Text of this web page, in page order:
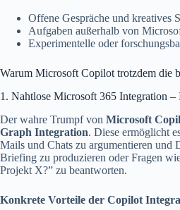
Offene Gespräche und kreatives
Aufgaben außerhalb von
Experimentelle oder
Warum Microsoft Copilot trotzdem die
1. Nahtlose Microsoft 365 Integration –
Der wahre Trumpf von Microsoft
Graph Integration. Diese ermöglicht
Mails und Chats zu argumentieren und
Briefing zu produzieren oder Fragen
Projekt X?” zu beantworten.
Konkrete Vorteile der Copilot